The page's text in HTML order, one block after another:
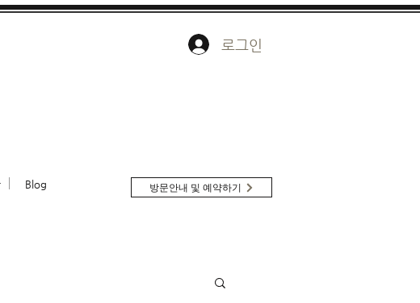
로그인
Blog 방문안내 및 예약하기